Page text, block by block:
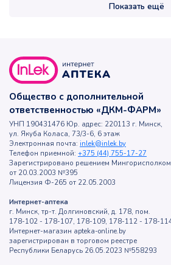
Показать ещё
Общество с дополнительной
ответственностью «ДКМ-ФАРМ»
УНП 190431476 Юр. адрес: 220113 г. Минск,
ул. Якуба Коласа, 73/3-6, 6 этаж
Электронная почта: inlek@inlek.by
Телефон приемной: +375 (44) 755-17-27
Зарегистрировано решением
от 20.03.2003 №395
Лицензия Ф-265 от 22.05.2003
Интернет-аптека
г. Минск, тр-т. Долгиновский, д. 178, пом.
178-102 - 178-107, 178-109, 178-112 - 178-
Интернет-магазин apteka-online.by
зарегистрирован в торговом реестре
Республики Беларусь 26.05.2023 №558293